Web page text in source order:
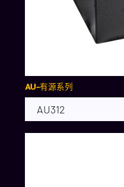
AU-有源系列
AU312